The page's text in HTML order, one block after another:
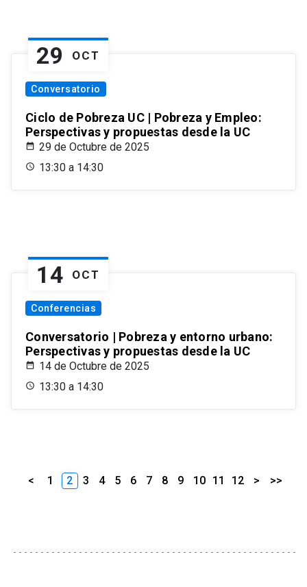
29 OCT
Conversatorio
Ciclo de Pobreza UC | Pobreza y Empleo:
Perspectivas y propuestas desde la UC
29 de Octubre de 2025
13:30 a 14:30
14 OCT
Conferencias
Conversatorio | Pobreza y entorno urbano:
Perspectivas y propuestas desde la UC
14 de Octubre de 2025
13:30 a 14:30
< 1 2 3 4 5 6 7 8 9 10 11 12 > >>